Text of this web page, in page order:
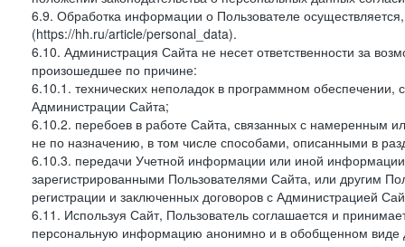
6.9. Обработка информации о Пользователе
(https://hh.ru/article/personal_data).
6.10. Администрация Сайта не несет ответственности за
произошедшее по причине:
6.10.1. технических неполадок в программном
Администрации Сайта;
6.10.2. перебоев в работе Сайта, связанных с намеренным
не по назначению, в том числе способами, описанными в
6.10.3. передачи Учетной информации или иной
зарегистрированными Пользователями Сайта, или другим
регистрации и заключенных договоров с Администрацией
6.11. Используя Сайт, Пользователь соглашается и
персональную информацию анонимно и в обобщенном виде